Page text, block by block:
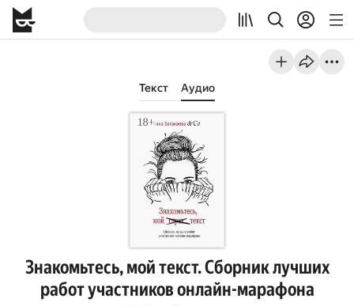
Текст Аудио
Знакомьтесь, мой текст. Сборник лучших
работ участников онлайн-марафона